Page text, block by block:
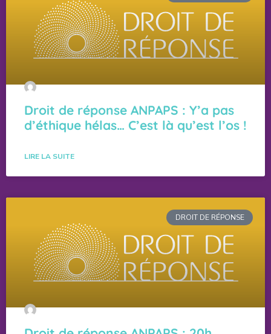
Droit de réponse ANPAPS : Y’a pas
d’éthique hélas… C’est là qu’est l’os !
LIRE LA SUITE
DROIT DE RÉPONSE